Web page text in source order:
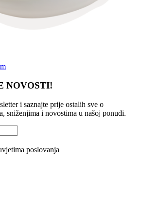
NOVOSTI!
i saznajte prije ostalih sve o
sniženjima i novostima u našoj ponudi.
poslovanja